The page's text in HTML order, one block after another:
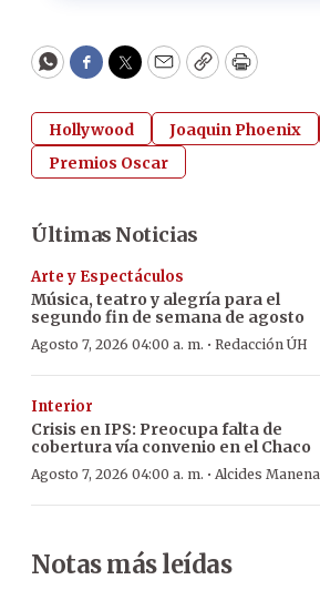
WhatsApp
Facebook
Twitter
EmailCopyPrint
Hollywood Joaquin Phoenix
Premios Oscar
Últimas Noticias
Arte y Espectáculos
Música, teatro y alegría para el
segundo fin de semana de agosto
Agosto 7, 2026 04:00 a. m. · Redacción ÚH
Interior
Crisis en IPS: Preocupa falta de
cobertura vía convenio en el Chaco
Agosto 7, 2026 04:00 a. m. · Alcides Manena
Notas más leídas